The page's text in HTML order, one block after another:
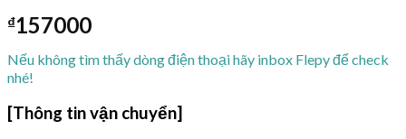
₫157000
Nếu không tìm thấy dòng điện thoại hãy inbox Flepy để check
nhé!
[Thông tin vận chuyển]